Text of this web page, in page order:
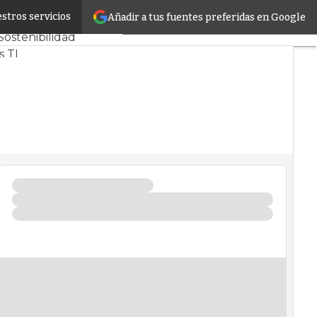
Añadir a tus fuentes preferidas en Google
servicios
CPD y Mercado
TI